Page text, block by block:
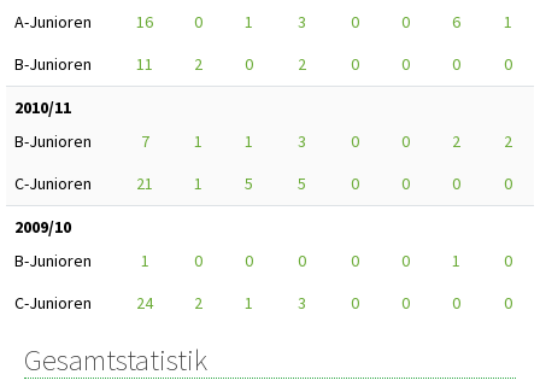
A-Junioren
16 0 1 3 0 0 6
1
B-Junioren
11 2 0 2 0 0 0
0
2010/11
B-Junioren
7 1 1 3 0 0 2
2
C-Junioren
21 1 5 5 0 0 0
0
2009/10
B-Junioren
1 0 0 0 0 0 1
0
C-Junioren
24 2 1 3 0 0 0 0
Gesamtstatistik